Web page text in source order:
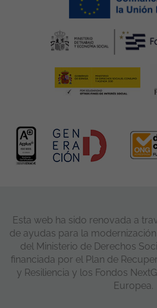
Esta web ha sido renovada a
de ayudas para la
del Ministerio de Derechos
financiada por el Plan de
y Resiliencia y los Fondos
Europea.